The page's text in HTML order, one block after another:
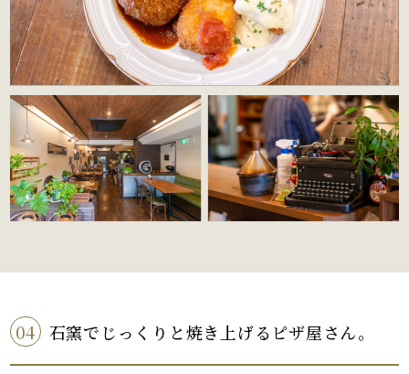
04 石窯でじっくりと焼き上げるピザ屋さん。